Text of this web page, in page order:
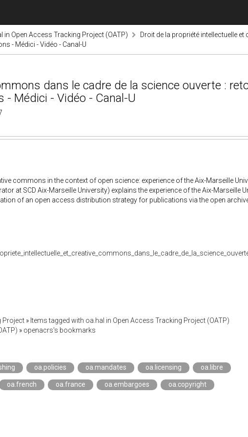
in Open Access Tracking Project (OATP)
Droit de la propriété intellectuelle
- Médici - Vidéo - Canal-U
dans le cadre de la science ouverte :
- Médici - Vidéo - Canal-U
commons in the context of open science: experience of the Aix-Marseille
at SCD Aix-Marseille University) explains the experience of the Aix-Marseille
of an open access distribution strategy for publications via the open
Project» Items tagged with oa.hal in Open Access Tracking Project (OATP)
» openacrs's bookmarks
oa.policies oa.mandates oa.licensing oa.libre
oa.french oa.france oa.embargoes oa.copyright